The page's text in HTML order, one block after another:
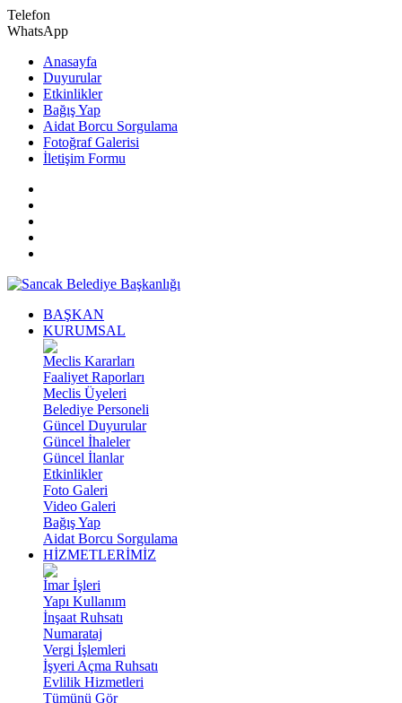
Telefon
WhatsApp
Anasayfa
Duyurular
Etkinlikler
Bağış Yap
Aidat Borcu Sorgulama
Fotoğraf Galerisi
İletişim Formu
BAŞKAN
KURUMSAL
Meclis Kararları
Faaliyet Raporları
Meclis Üyeleri
Belediye Personeli
Güncel Duyurular
Güncel İhaleler
Güncel İlanlar
Etkinlikler
Foto Galeri
Video Galeri
Bağış Yap
Aidat Borcu Sorgulama
HİZMETLERİMİZ
İmar İşleri
Yapı Kullanım
İnşaat Ruhsatı
Numarataj
Vergi İşlemleri
İşyeri Açma Ruhsatı
Evlilik Hizmetleri
Tümünü Gör